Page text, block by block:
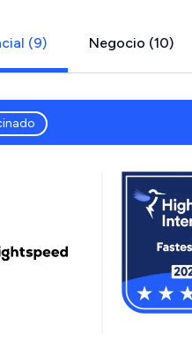
(9) Negocio (10)